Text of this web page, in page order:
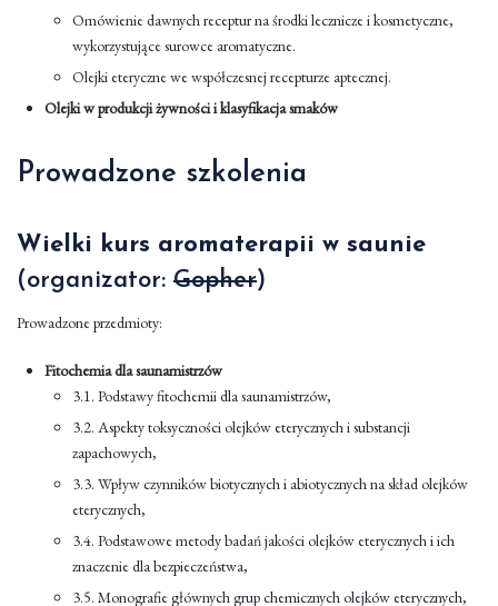
Omówienie dawnych receptur na środki lecznicze i kosmetyczne,
wykorzystujące surowce aromatyczne.
Olejki eteryczne we współczesnej recepturze aptecznej.
Olejki w produkcji żywności i klasyfikacja smaków
Prowadzone szkolenia
Wielki kurs aromaterapii w saunie
(organizator: Gopher)
Prowadzone przedmioty:
Fitochemia dla saunamistrzów
3.1. Podstawy fitochemii dla saunamistrzów,
3.2. Aspekty toksyczności olejków eterycznych i substancji
zapachowych,
3.3. Wpływ czynników biotycznych i abiotycznych na skład olejków
eterycznych,
3.4. Podstawowe metody badań jakości olejków eterycznych i ich
znaczenie dla bezpieczeństwa,
3.5. Monografie głównych grup chemicznych olejków eterycznych,